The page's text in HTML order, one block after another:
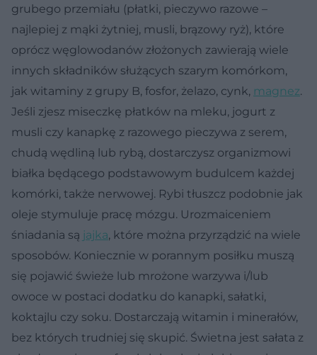
grubego przemiału (płatki, pieczywo razowe –
najlepiej z mąki żytniej, musli, brązowy ryż), które
oprócz węglowodanów złożonych zawierają wiele
innych składników służących szarym komórkom,
jak witaminy z grupy B, fosfor, żelazo, cynk, magnez.
Jeśli zjesz miseczkę płatków na mleku, jogurt z
musli czy kanapkę z razowego pieczywa z serem,
chudą wędliną lub rybą, dostarczysz organizmowi
białka będącego podstawowym budulcem każdej
komórki, także nerwowej. Rybi tłuszcz podobnie jak
oleje stymuluje pracę mózgu. Urozmaiceniem
śniadania są jajka, które można przyrządzić na wiele
sposobów. Koniecznie w porannym posiłku muszą
się pojawić świeże lub mrożone warzywa i/lub
owoce w postaci dodatku do kanapki, sałatki,
koktajlu czy soku. Dostarczają witamin i minerałów,
bez których trudniej się skupić. Świetna jest sałata z